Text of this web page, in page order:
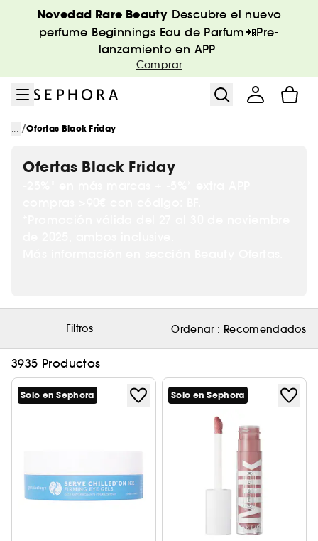
Novedad Rare Beauty Descubre el nuevo
perfume Beginnings Eau de Parfum📲Pre-
lanzamiento en APP
Comprar
... /Ofertas Black Friday
Ofertas Black Friday
Filtros Ordenar : Recomendados
3935 Productos
Solo en Sephora Solo en Sephora